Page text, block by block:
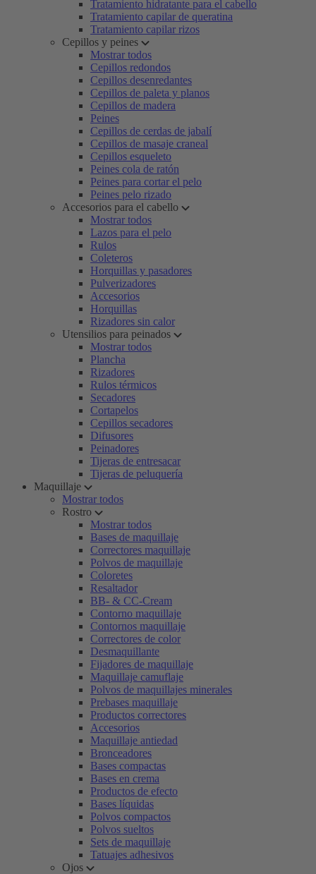
Tratamiento hidratante para el cabello
Tratamiento capilar de queratina
Tratamiento capilar rizos
Cepillos y peines
Mostrar todos
Cepillos redondos
Cepillos desenredantes
Cepillos de paleta y planos
Cepillos de madera
Peines
Cepillos de cerdas de jabalí
Cepillos de masaje craneal
Cepillos esqueleto
Peines cola de ratón
Peines para cortar el pelo
Peines pelo rizado
Accesorios para el cabello
Mostrar todos
Lazos para el pelo
Rulos
Coleteros
Horquillas y pasadores
Pulverizadores
Accesorios
Horquillas
Rizadores sin calor
Utensilios para peinados
Mostrar todos
Plancha
Rizadores
Rulos térmicos
Secadores
Cortapelos
Cepillos secadores
Difusores
Peinadores
Tijeras de entresacar
Tijeras de peluquería
Maquillaje
Mostrar todos
Rostro
Mostrar todos
Bases de maquillaje
Correctores maquillaje
Polvos de maquillaje
Coloretes
Resaltador
BB- & CC-Cream
Contorno maquillaje
Contornos maquillaje
Correctores de color
Desmaquillante
Fijadores de maquillaje
Maquillaje camuflaje
Polvos de maquillajes minerales
Prebases maquillaje
Productos correctores
Accesorios
Maquillaje antiedad
Bronceadores
Bases compactas
Bases en crema
Productos de efecto
Bases líquidas
Polvos compactos
Polvos sueltos
Sets de maquillaje
Tatuajes adhesivos
Ojos